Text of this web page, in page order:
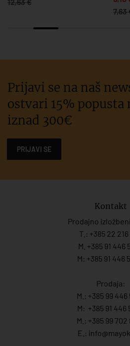
7,63
Prijavi se na naš
ostvari 15% popusta
iznad 300€
PRIJAVI SE
Kontakt
Prodajno
T.: +385 22
M. +385 91 446
M: +385 91 446
Prodaja:
M.: +385 99 446
M: +385 91 446
M.: +385 99 702
E.: